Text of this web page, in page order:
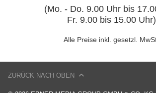
(Mo. - Do. 9.00 Uhr bis
Fr. 9.00 bis 15.00 Uhr)
Alle Preise inkl. gesetzl.
ZURÜCK NACH OBEN